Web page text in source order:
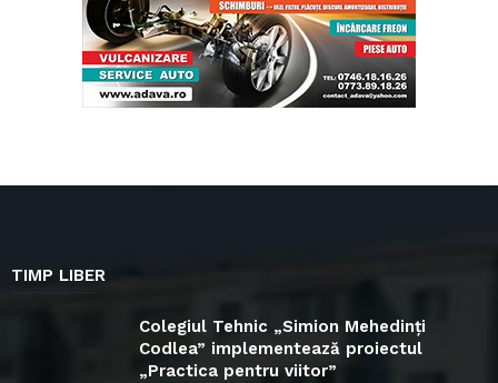
TIMP LIBER
Colegiul Tehnic „Simion Mehedinți
Codlea” implementează proiectul
„Practica pentru viitor”